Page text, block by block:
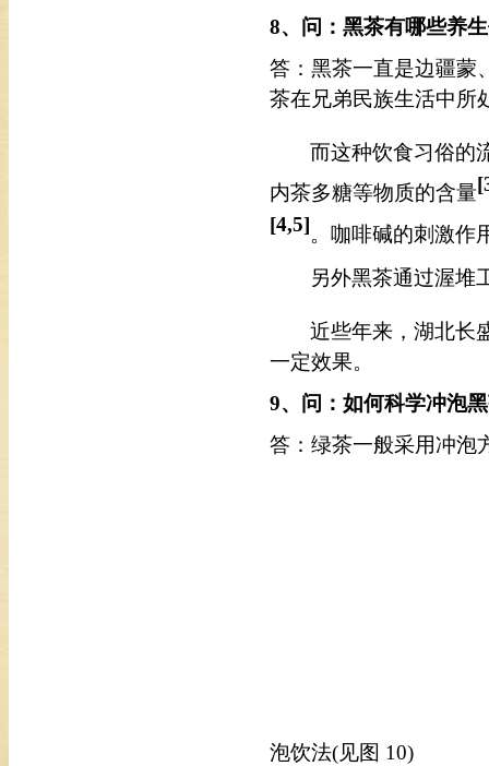
8、问：黑茶有哪些养
答：黑茶一直是边疆蒙
茶在兄弟民族生活中所
而这种饮食习俗的
内茶多糖等物质的含量
[4,5]。咖啡碱的刺激作
另外黑茶通过渥堆
近些年来，湖北长
一定效果。
9、问：如何科学冲泡
答： 绿茶一般采用冲泡
泡饮法(见图 10)